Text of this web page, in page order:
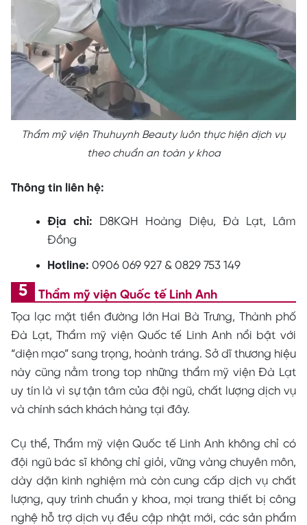
Thẩm mỹ viện Thuhuynh Beauty luôn thực hiện dịch vụ
theo chuẩn an toàn y khoa
Thông tin liên hệ:
Địa chỉ: D8KQH Hoàng Diệu, Đà Lạt, Lâm
Đồng
Hotline: 0906 069 927 & 0829 753 149
Thẩm mỹ viện Quốc tế Linh Anh
Tọa lạc mặt tiền đường lớn Hai Bà Trưng, Thành phố
Đà Lạt, Thẩm mỹ viện Quốc tế Linh Anh nổi bật với
“diện mạo” sang trọng, hoành tráng. Sở dĩ thương hiệu
này cũng nằm trong top những thẩm mỹ viện Đà Lạt
uy tín là vì sự tận tâm của đội ngũ, chất lượng dịch vụ
và chính sách khách hàng tại đây.
Cụ thể, Thẩm mỹ viện Quốc tế Linh Anh không chỉ có
đội ngũ bác sĩ không chỉ giỏi, vững vàng chuyên môn,
dày dặn kinh nghiệm mà còn cung cấp dịch vụ chất
lượng, quy trình chuẩn y khoa, mọi trang thiết bị công
nghệ hỗ trợ dịch vụ đều cập nhật mới, các sản phẩm